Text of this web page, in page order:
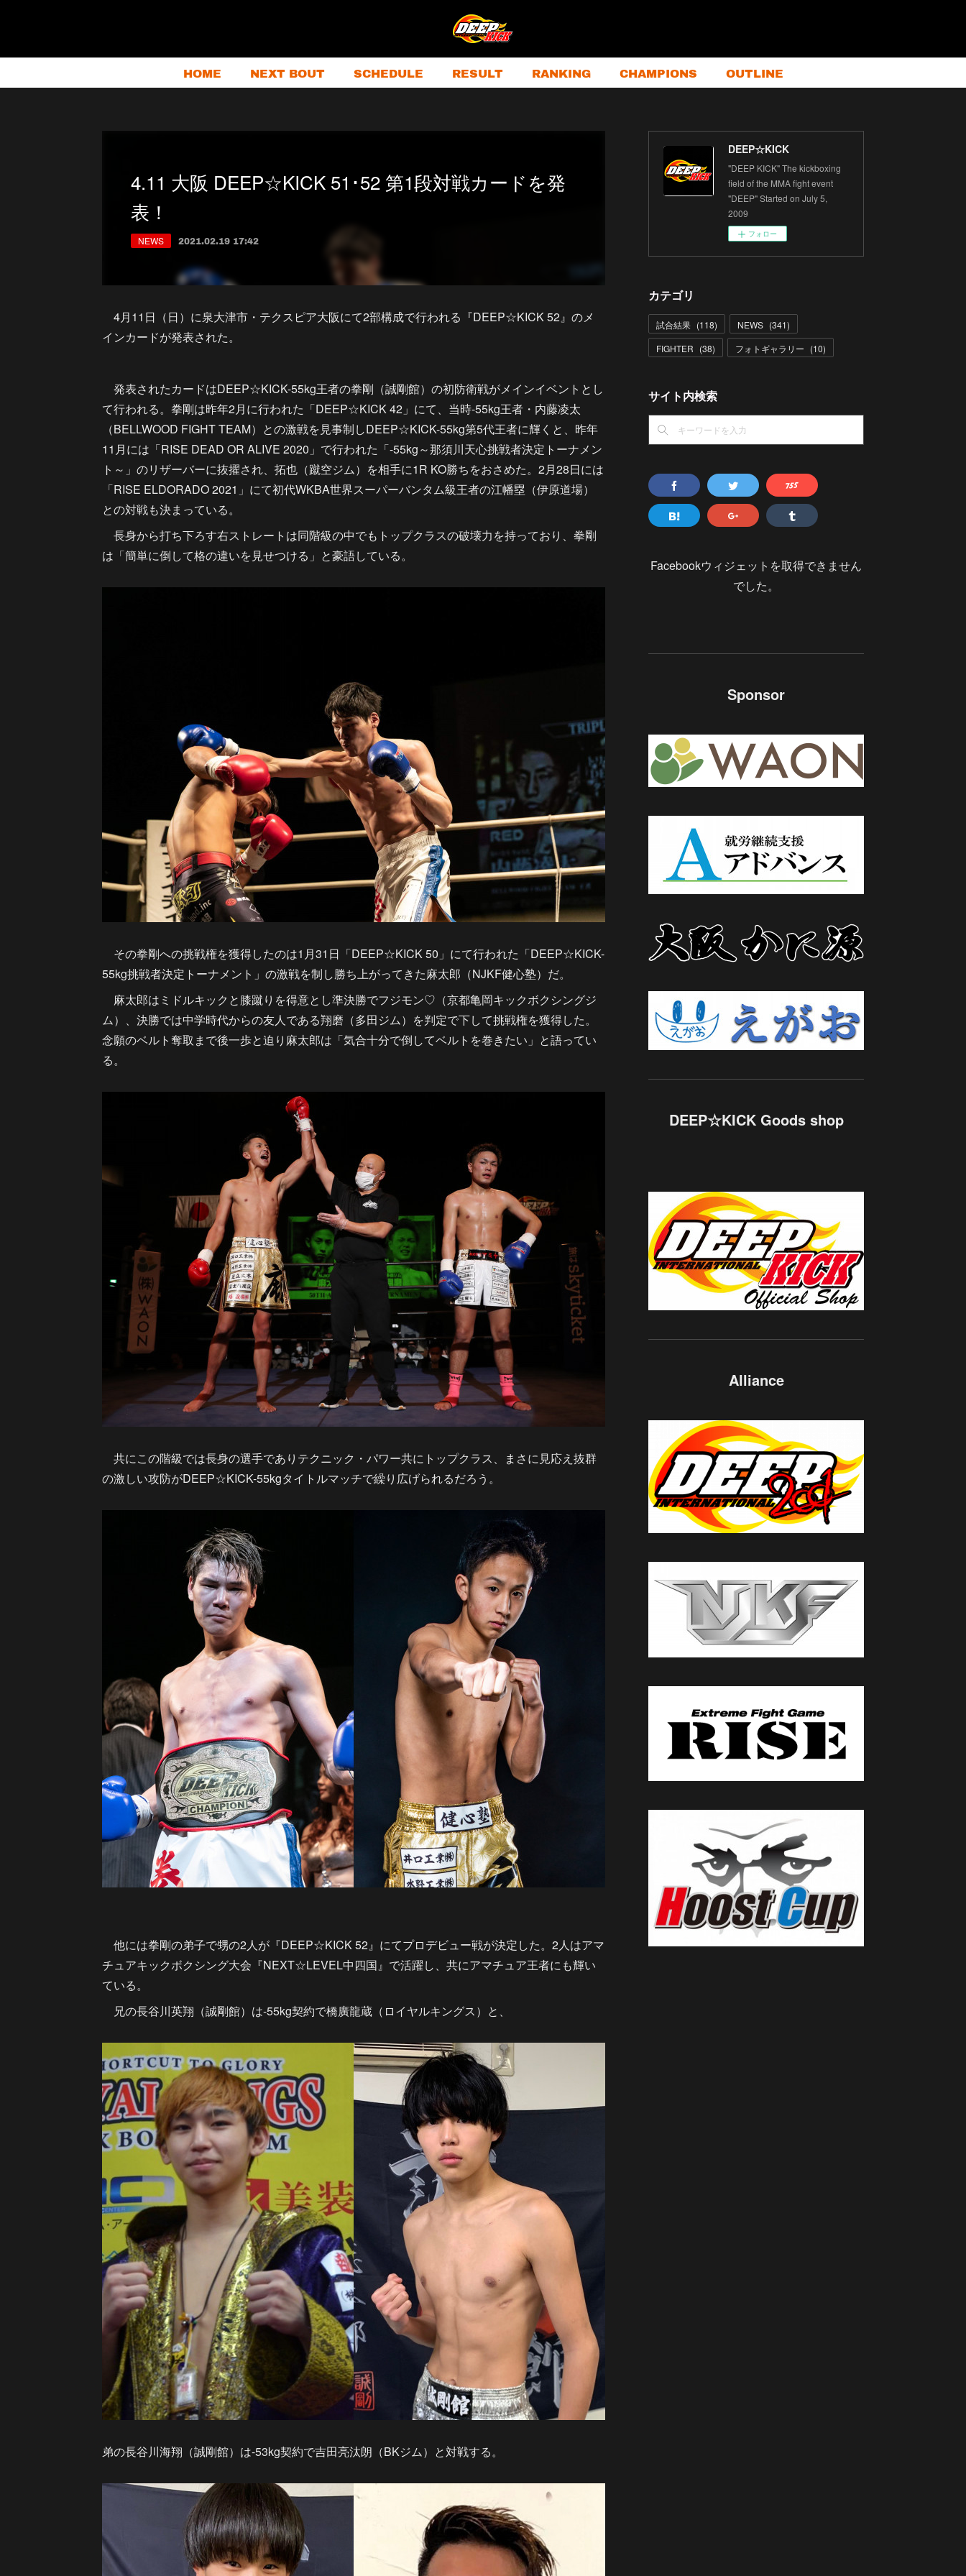
HOME NEXT BOUT SCHEDULE RESULT RANKING CHAMPIONS OUTLINE
4.11 大阪 DEEP☆KICK 51･52 第1段対戦カードを発
表！
NEWS 2021.02.19 17:42
4月11日（日）に泉大津市・テクスピア大阪にて2部構成で行われる『DEEP☆KICK 52』のメ
インカードが発表された。
発表されたカードはDEEP☆KICK-55kg王者の拳剛（誠剛館）の初防衛戦がメインイベントとし
て行われる。拳剛は昨年2月に行われた「DEEP☆KICK 42」にて、当時-55kg王者・内藤凌太
（BELLWOOD FIGHT TEAM）との激戦を見事制しDEEP☆KICK-55kg第5代王者に輝くと、昨年
11月には「RISE DEAD OR ALIVE 2020」で行われた「-55kg～那須川天心挑戦者決定トーナメン
ト～」のリザーバーに抜擢され、拓也（蹴空ジム）を相手に1R KO勝ちをおさめた。2月28日には
「RISE ELDORADO 2021」にて初代WKBA世界スーパーバンタム級王者の江幡塁（伊原道場）
との対戦も決まっている。
長身から打ち下ろす右ストレートは同階級の中でもトップクラスの破壊力を持っており、拳剛
は「簡単に倒して格の違いを見せつける」と豪語している。
その拳剛への挑戦権を獲得したのは1月31日「DEEP☆KICK 50」にて行われた「DEEP☆KICK-
55kg挑戦者決定トーナメント」の激戦を制し勝ち上がってきた麻太郎（NJKF健心塾）だ。
麻太郎はミドルキックと膝蹴りを得意とし準決勝でフジモン♡（京都亀岡キックボクシングジ
ム）、決勝では中学時代からの友人である翔磨（多田ジム）を判定で下して挑戦権を獲得した。
念願のベルト奪取まで後一歩と迫り麻太郎は「気合十分で倒してベルトを巻きたい」と語ってい
る。
共にこの階級では長身の選手でありテクニック・パワー共にトップクラス、まさに見応え抜群
の激しい攻防がDEEP☆KICK-55kgタイトルマッチで繰り広げられるだろう。
他には拳剛の弟子で甥の2人が『DEEP☆KICK 52』にてプロデビュー戦が決定した。2人はアマ
チュアキックボクシング大会『NEXT☆LEVEL中四国』で活躍し、共にアマチュア王者にも輝い
ている。
兄の長谷川英翔（誠剛館）は-55kg契約で橋廣龍蔵（ロイヤルキングス）と、
弟の長谷川海翔（誠剛館）は-53kg契約で吉田亮汰朗（BKジム）と対戦する。
DEEP☆KICK
"DEEP KICK" The kickboxing
field of the MMA fight event
"DEEP" Started on July 5,
2009
フォロー
カテゴリ
試合結果 (118) NEWS (341)
FIGHTER (38) フォトギャラリー (10)
サイト内検索
Facebookウィジェットを取得できません
でした。
Sponsor
DEEP☆KICK Goods shop
Alliance